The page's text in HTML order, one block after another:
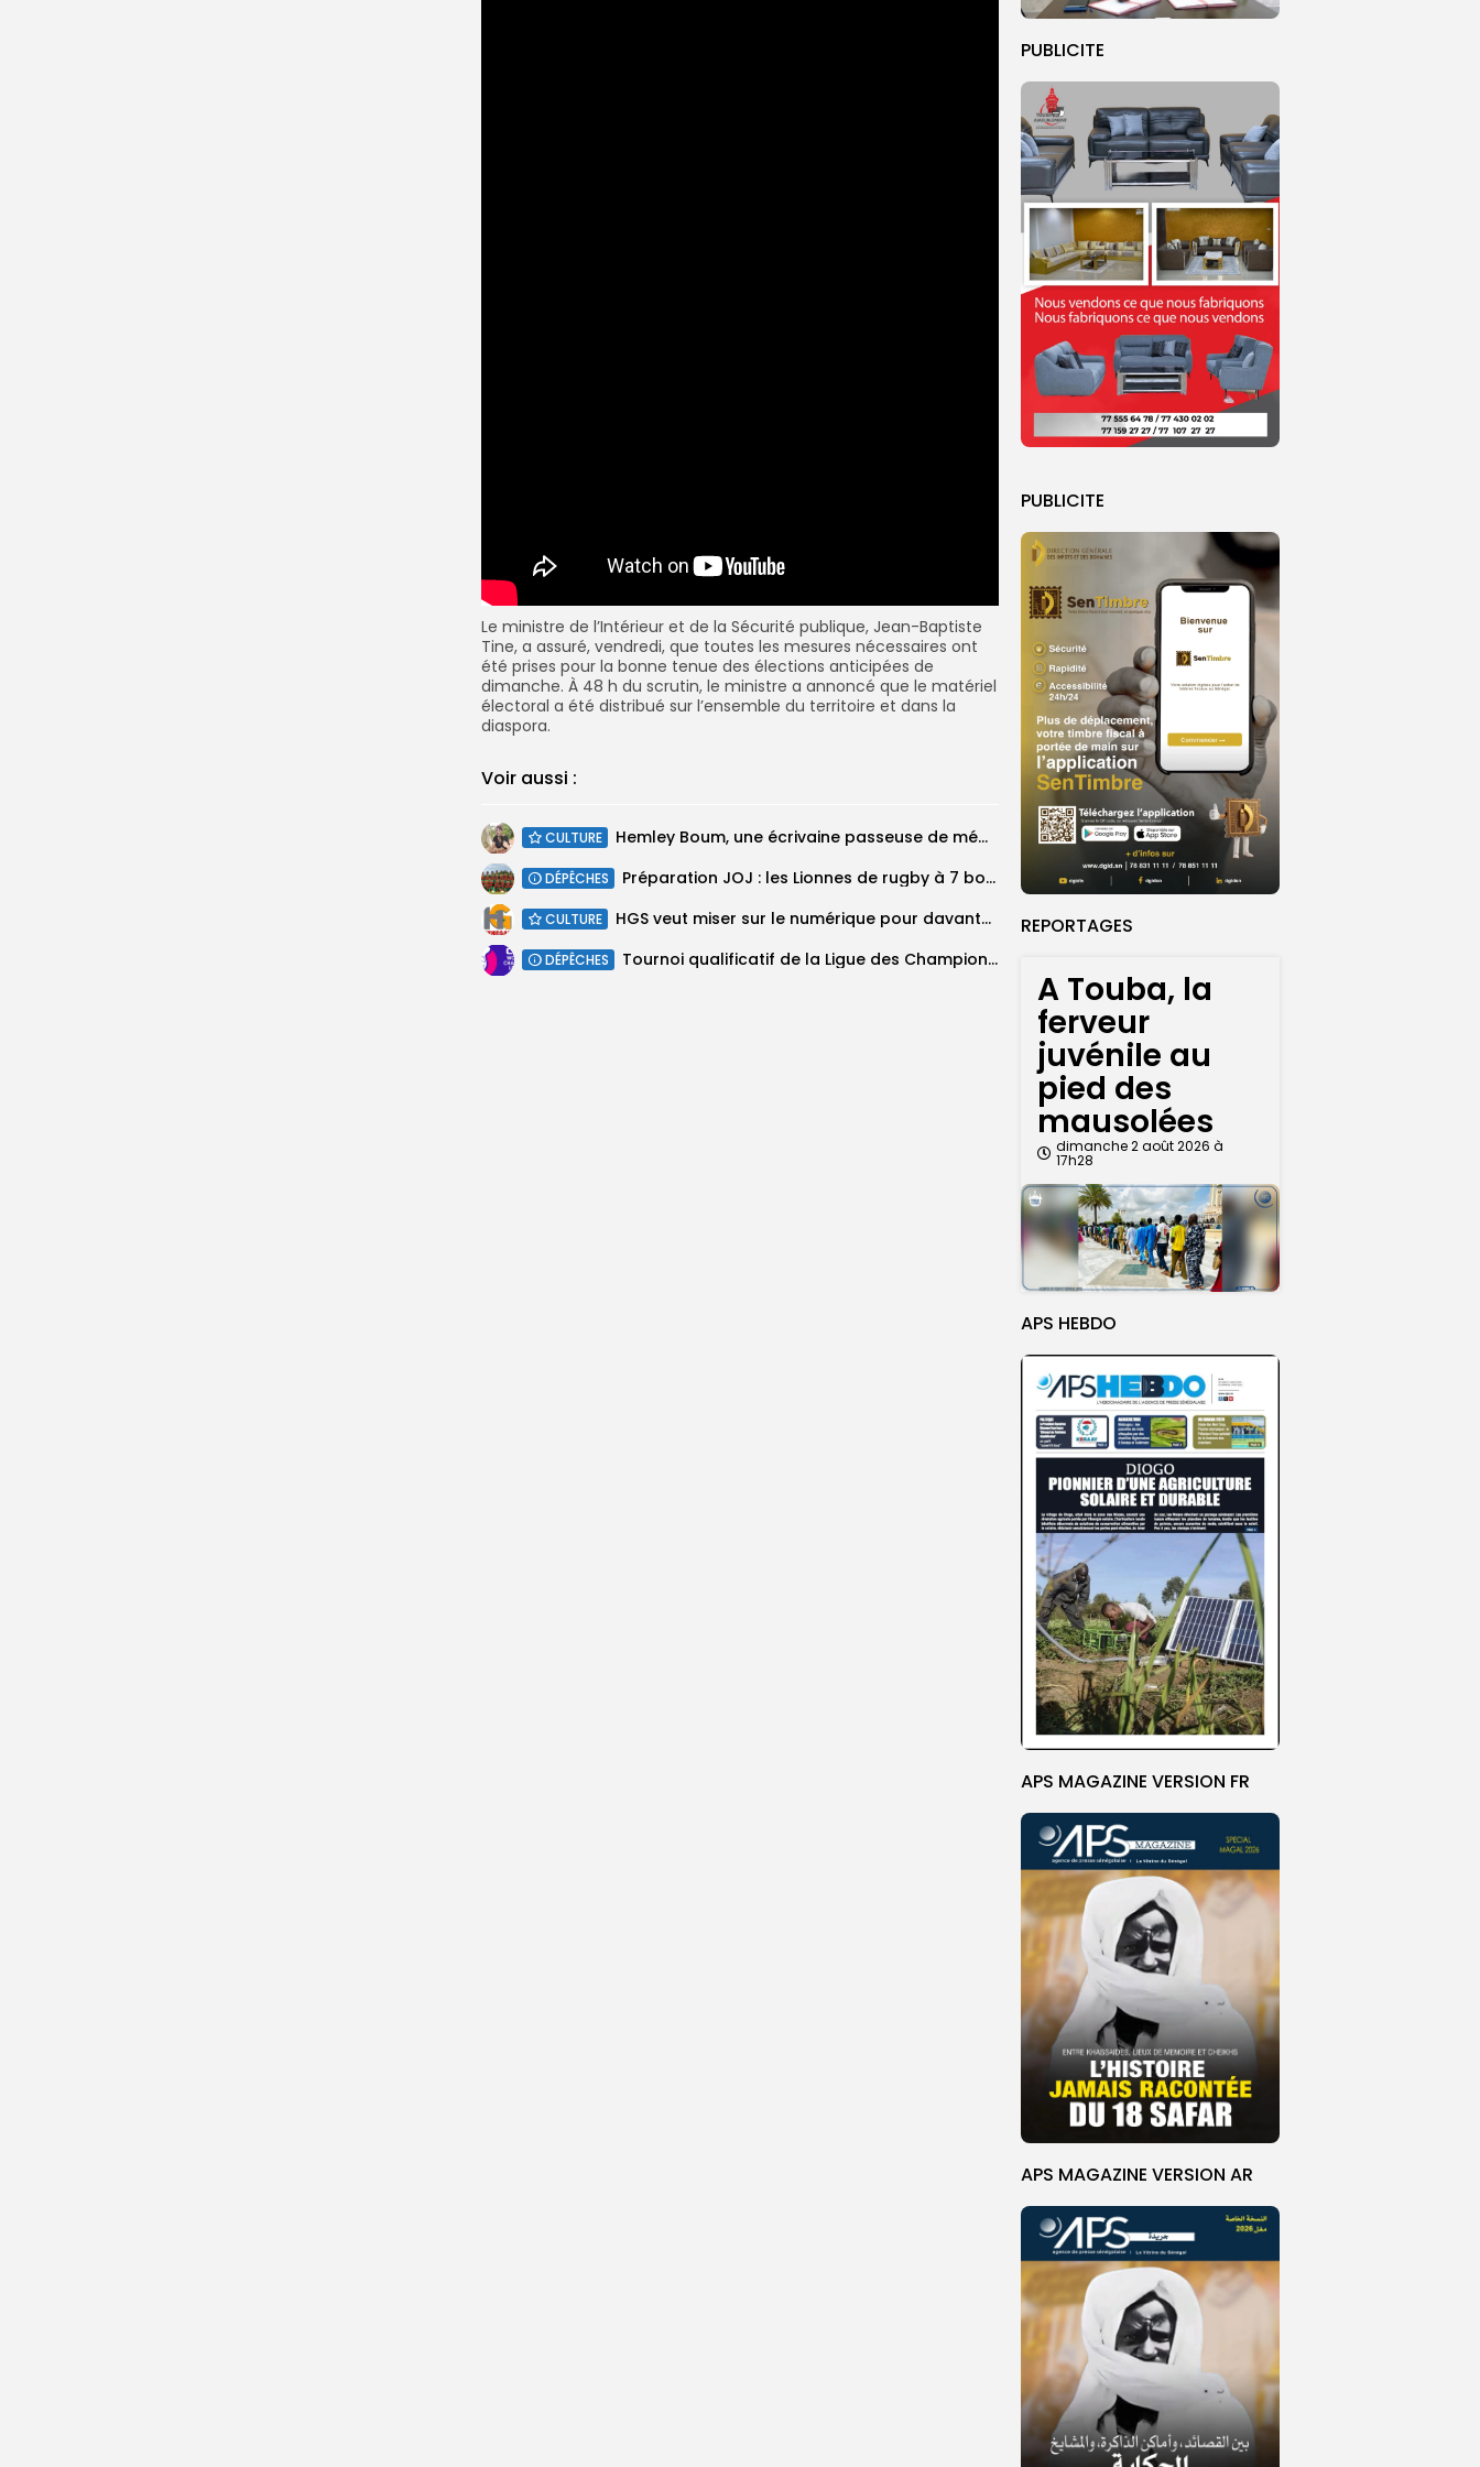
PUBLICITE
PUBLICITE
REPORTAGES
A Touba, la
ferveur
juvénile au
pied des
mausolées
dimanche 2 août 2026 à
17h28
APS HEBDO
APS MAGAZINE VERSION FR
APS MAGAZINE VERSION AR
Le ministre de l’Intérieur et de la Sécurité publique, Jean-Baptiste
Tine, a assuré, vendredi, que toutes les mesures nécessaires ont
été prises pour la bonne tenue des élections anticipées de
dimanche. À 48 h du scrutin, le ministre a annoncé que le matériel
électoral a été distribué sur l’ensemble du territoire et dans la
diaspora.
Voir aussi :
CULTURE Hemley Boum, une écrivaine passeuse de mémoire
DÉPÊCHES Préparation JOJ : les Lionnes de rugby à 7 bouclent un stage...
CULTURE HGS veut miser sur le numérique pour davantage rapprocher les Sénégalais de...
DÉPÊCHES ‎Tournoi qualificatif de la Ligue des Champions de la CAF féminine UFOA/A...